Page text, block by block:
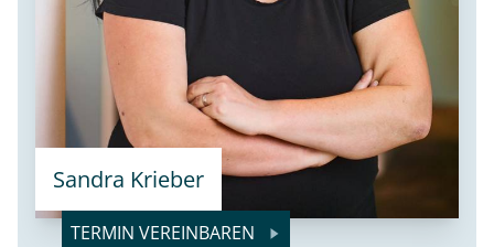
Sandra Krieber
TERMIN VEREINBAREN